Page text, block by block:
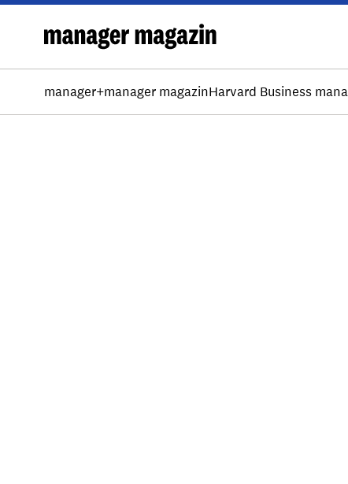
manager+manager magazinHarvard Business